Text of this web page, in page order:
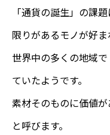
「通貨の誕生」の課
限りがあるモノが好ま
世界中の多くの地域
ていたようです。
素材そのものに価値
と呼びます。